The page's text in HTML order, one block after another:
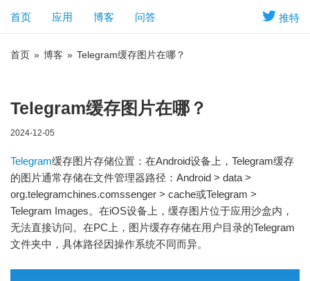
推特
首页 应用 博客 问答
首页 » 博客 » Telegram缓存图片在哪？
Telegram缓存图片在哪？
2024-12-05
Telegram缓存图片存储位置：在Android设备上，Telegram缓存
的图片通常存储在文件管理器路径：Android > data >
org.telegramchines.comssenger > cache或Telegram >
Telegram Images。在iOS设备上，缓存图片位于应用沙盒内，
无法直接访问。在PC上，图片缓存存储在用户目录的Telegram
文件夹中，具体路径因操作系统不同而异。